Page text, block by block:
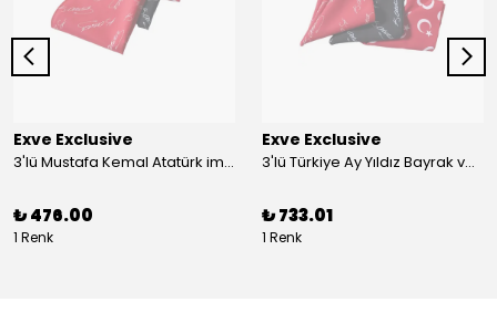
Exve Exclusive
3'lü Mustafa Kemal Atatürk imzalı ve Türkiye Ay Yıldız Bayraklı Kadın Fular Seti
₺ 476.00
1 Renk
Exve Exclusive
3'lü Türkiye Ay Yıldız Bayrak ve Mustafa Kemal Atatürk imzalı Kırmızı Siyah Yaka Mendili Seti
₺ 733.01
1 Renk